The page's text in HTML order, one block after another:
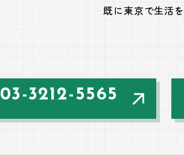
既に東京で生活
03-3212-5565